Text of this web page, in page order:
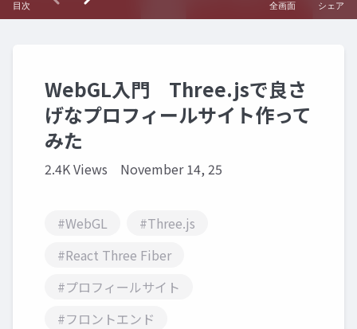
WebGL入門 Three.jsで良さ
げなプロフィールサイト作って
みた
2.4K Views November 14, 25
#WebGL
#Three.js
#React Three Fiber
#プロフィールサイト
#フロントエンド